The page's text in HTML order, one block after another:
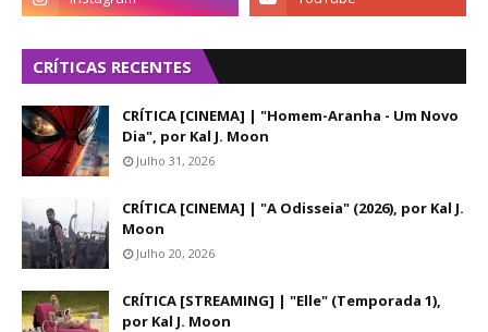
CRÍTICAS RECENTES
CRÍTICA [CINEMA] | "Homem-Aranha - Um Novo
Dia", por Kal J. Moon
Julho 31, 2026
CRÍTICA [CINEMA] | "A Odisseia" (2026), por Kal J.
Moon
Julho 20, 2026
CRÍTICA [STREAMING] | "Elle" (Temporada 1),
por Kal J. Moon